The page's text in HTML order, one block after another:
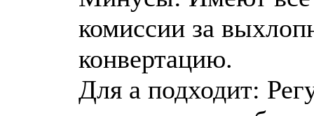
комиссии за
конвертацию.
Для а подходит: